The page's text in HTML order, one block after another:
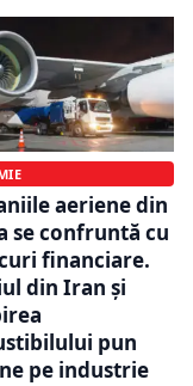
aeriene din
se confruntă cu
financiare.
din Iran și
pun
pe industrie